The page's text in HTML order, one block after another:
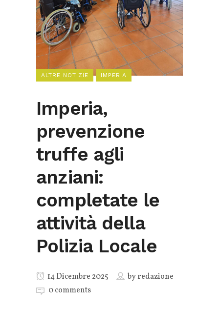
ALTRE NOTIZIE IMPERIA
Imperia,
prevenzione
truffe agli
anziani:
completate le
attività della
Polizia Locale
14 Dicembre 2025 byredazione
0 comments